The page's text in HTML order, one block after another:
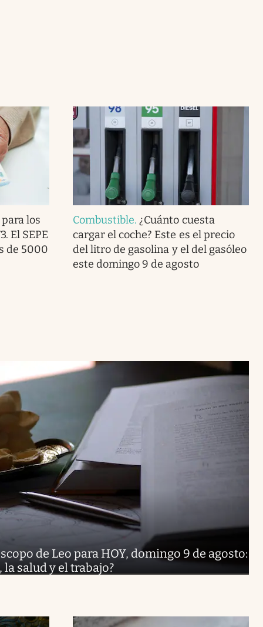
los
El SEPE
de 5000
Combustible.¿Cuánto cuesta
cargar el coche? Este es el precio
del litro de gasolina y el del gasóleo
este domingo 9 de agosto
de Leo para HOY, domingo 9 de agosto:
la salud y el trabajo?